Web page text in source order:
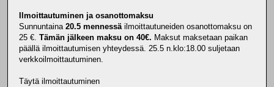
Ilmoittautuminen ja osanottomaksu
Sunnuntaina 20.5 mennessäilmoittautuneiden osanottomaksu on
25 €. Tämän jälkeen maksu on 40€. Maksut maksetaan paikan
päällä ilmoittautumisen yhteydessä. 25.5 n.klo:18.00 suljetaan
verkkoilmoittautuminen.
Täytä ilmoittautuminen